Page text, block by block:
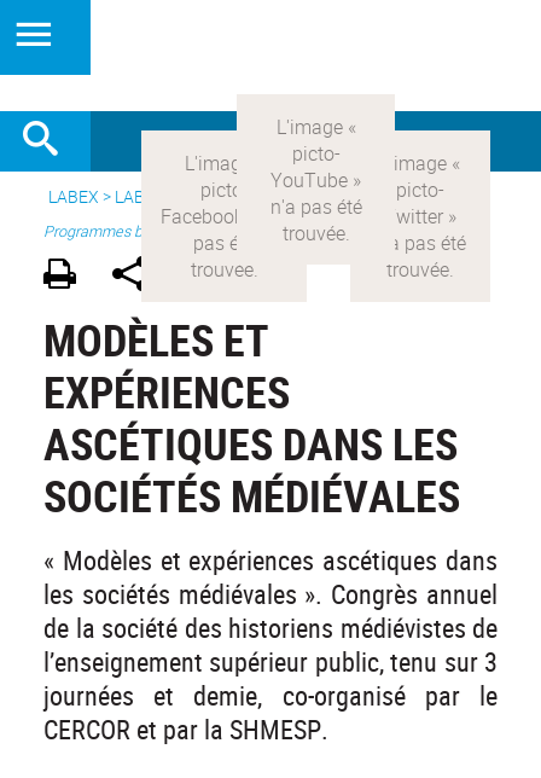
LABEX > LABEX COMOD> Version française > Recherche >
Programmes blanc
MODÈLES ET
EXPÉRIENCES
ASCÉTIQUES DANS LES
SOCIÉTÉS MÉDIÉVALES
« Modèles et expériences ascétiques dans
les sociétés médiévales ». Congrès annuel
de la société des historiens médiévistes de
l’enseignement supérieur public, tenu sur 3
journées et demie, co-organisé par le
CERCOR et par la SHMESP.